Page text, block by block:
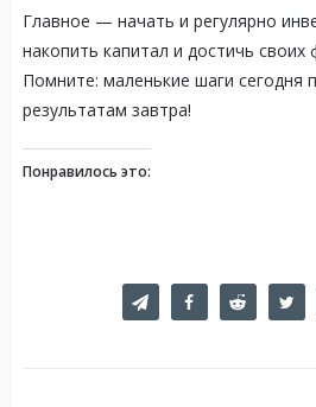
Главное — начать и регулярно
накопить капитал и достичь своих
Помните: маленькие шаги сегодня
результатам завтра!
Понравилось это: